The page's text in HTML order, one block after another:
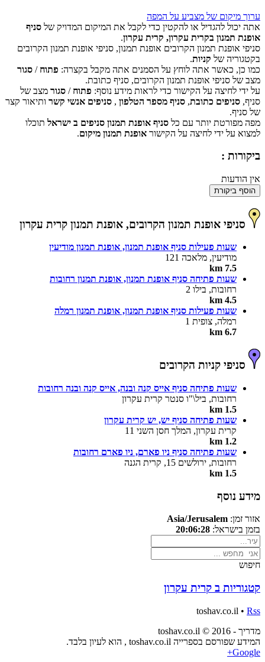
‏דף זה לא יכול לטעון את מפות Google כראוי.
האם האתר הזה בבעלותך? אישור
ערוך מיקום של מצביע על המפה
אתה יכול להגדיל או להקטין כדי לקבל את המיקום המדויק של סניף
אופנת תמנון בקרית עקרון, קרית עקרון.
סניפי אופנת תמנון הקרובים אופנת תמנון, סניפי אופנת תמנון הקרובים
בקטגוריה של קניות.
כמו כן, כאשר אתה לוחץ על הסמנים אתה מקבל בקצרה: פתוח / סגור
מצב של סניפי אופנת תמנון הקרובים, סניף כתובת.
על ידי לחיצה על הקישור כדי לראות מידע נוסף: פתוח / סגור מצב של
סניף, סניפים כתובת, סניף מספר הטלפון , סניפים אנשי קשר ותיאור קצר
של סניף.
מפה מפורטת יותר עם כל סניף אופנת תמנון סניפים ב ישראל תוכלו
למצוא על ידי לחיצה על הקישור אופנת תמנון מיקום.
ביקורות :
אין הודעות
הוסף ביקורת
סניפי אופנת תמנון הקרובים, אופנת תמנון קרית עקרון
שעות פעילות סניף אופנת תמנון, אופנת תמנון מודיעין
מודיעין, מלאכה 121
7.5 km
שעות פתיחה סניף אופנת תמנון, אופנת תמנון רחובות
רחובות, בילו 2
4.5 km
שעות פעילות סניף אופנת תמנון, אופנת תמנון רמלה
רמלה, צופית 1
6.7 km
סניפי קניות הקרובים
שעות פתיחה סניף אייס קנה ובנה, אייס קנה ובנה רחובות
רחובות, ביל\"ו סנטר קרית עקרון
1.5 km
שעות פתיחה סניף יש, יש קרית עקרון
קרית עקרון, המלך חסן השני 11
1.2 km
שעות פתיחה סניף ניו פארם, ניו פארם רחובות
רחובות, ירולשים 15, קרית הגנה
1.5 km
מידע נוסף
אזור זמן: Asia/Jerusalem
בזמן בישראל: 20:06:28
חיפוש
קטגוריות ב קרית עקרון
toshav.co.il • Rss
מדריך - toshav.co.il © 2016
המידע שפורסם בספרייה toshav.co.il , הוא לעיון בלבד.
Google+